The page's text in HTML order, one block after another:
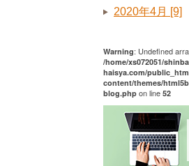
2020年4月 [9]
Warning: Undefined
/home/xs072051/
haisya.com/
content/themes/
blog.php on line 52